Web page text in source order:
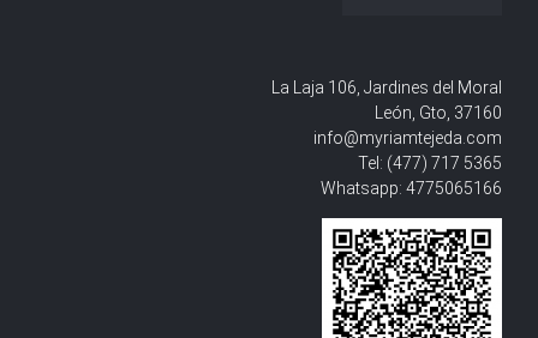
La Laja 106, Jardines del Moral
León, Gto, 37160
info@myriamtejeda.com
Tel: (477) 717 5365
Whatsapp: 4775065166